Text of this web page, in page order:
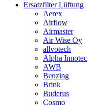
Ersatzfilter Lüftung
Aerex
Airflow
Airmaster
Air Wise Oy
allvotech
Alpha Innotec
AWB
Benzing
Brink
Buderus
Cosmo